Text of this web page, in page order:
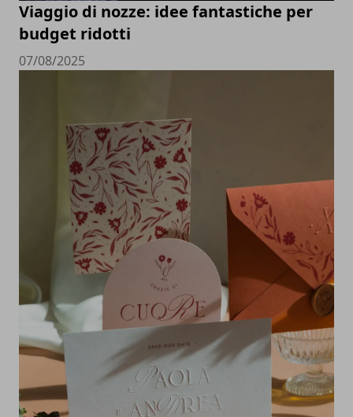
Viaggio di nozze: idee fantastiche per
budget ridotti
07/08/2025